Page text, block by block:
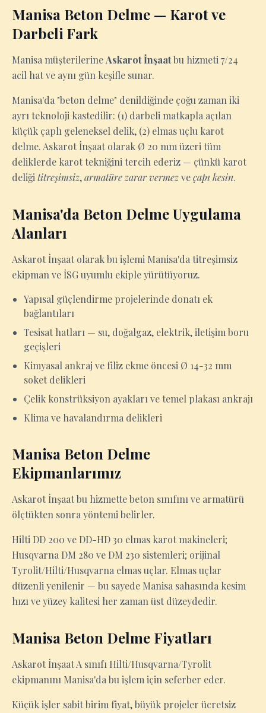
Manisa Beton Delme — Karot ve
Darbeli Fark
Manisa müşterilerineAskarot İnşaatbu hizmeti 7/24
acil hat ve aynı gün keşifle sunar.
Manisa'da "beton delme" denildiğinde çoğu zaman iki
ayrı teknoloji kastedilir: (1) darbeli matkapla açılan
küçük çaplı geleneksel delik, (2) elmas uçlu karot
delme. Askarot İnşaat olarak Ø 20 mm üzeri tüm
deliklerde karot tekniğini tercih ederiz — çünkü karot
deliği titreşimsiz,armatüre zarar vermezveçapı kesin.
Manisa'da Beton Delme Uygulama
Alanları
Askarot İnşaat olarak bu işlemi Manisa'da titreşimsiz
ekipman ve İSG uyumlu ekiple yürütüyoruz.
Yapısal güçlendirme projelerinde donatı ek
bağlantıları
Tesisat hatları — su, doğalgaz, elektrik, iletişim boru
geçişleri
Kimyasal ankraj ve filiz ekme öncesi Ø 14-32 mm
soket delikleri
Çelik konstrüksiyon ayakları ve temel plakası ankrajı
Klima ve havalandırma delikleri
Manisa Beton Delme
Ekipmanlarımız
Askarot İnşaat bu hizmette beton sınıfını ve armatürü
ölçtükten sonra yöntemi belirler.
Hilti DD 200 ve DD-HD 30 elmas karot makineleri;
Husqvarna DM 280 ve DM 230 sistemleri; orijinal
Tyrolit/Hilti/Husqvarna elmas uçlar. Elmas uçlar
düzenli yenilenir — bu sayede Manisa sahasında kesim
hızı ve yüzey kalitesi her zaman üst düzeydedir.
Manisa Beton Delme Fiyatları
Askarot İnşaat A sınıfı Hilti/Husqvarna/Tyrolit
ekipmanını Manisa'da bu işlem için seferber eder.
Küçük işler sabit birim fiyat, büyük projeler ücretsiz